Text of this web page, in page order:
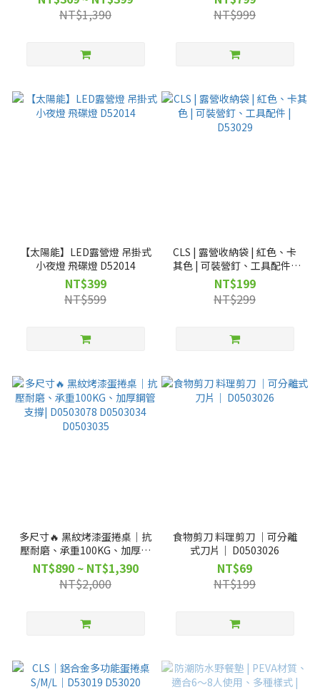
椅背 | D0503106 D0503036
NT$1,390
NT$999
【太陽能】LED露營燈 吊掛式
小夜燈 飛碟燈 D52014
NT$399
NT$599
CLS | 露營收納袋 | 紅色、卡
其色 | 可裝營釘、工具配件 |
D53029
NT$199
NT$299
多尺寸🔥 黑紋烤漆蛋捲桌｜抗
壓耐磨、承重100KG、加厚鋼
管支撐| D0503078 D0503034
D0503035
NT$890 ~ NT$1,390
NT$2,000
食物剪刀 料理剪刀 ｜可分離
式刀片｜ D0503026
NT$69
NT$199